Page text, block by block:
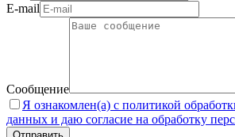
E-mail
Сообщение
Я ознакомлен(а) с политикой
данных и даю согласие на обработку